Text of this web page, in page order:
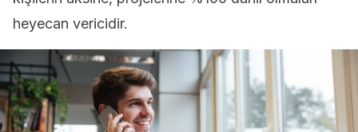
heyecan vericidir.